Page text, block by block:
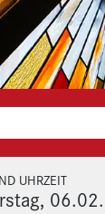
UHRZEIT